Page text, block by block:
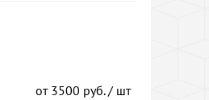
от3500 руб. / шт